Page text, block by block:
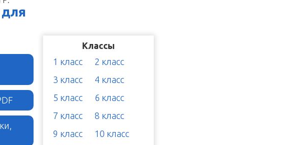
Классы
1 класс
2 класс
3 класс
4 класс
5 класс
6 класс
7 класс
8 класс
9 класс
10 класс